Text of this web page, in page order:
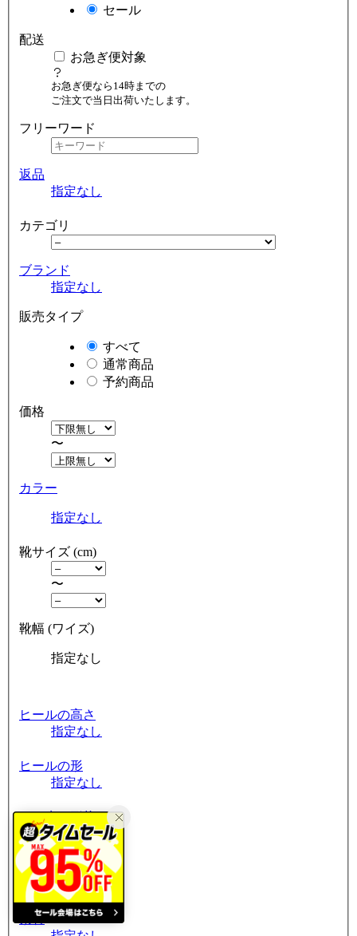
セール
配送
お急ぎ便対象
お急ぎ便なら14時までの
ご注文で当日出荷いたします。
フリーワード
返品
指定なし
カテゴリ
ブランド
指定なし
販売タイプ
すべて
通常商品
予約商品
価格
〜
カラー
指定なし
靴サイズ (cm)
〜
靴幅 (ワイズ)
指定なし
ヒールの高さ
指定なし
ヒールの形
指定なし
つま先の形状
指定なし
筒周り
指定なし
素材